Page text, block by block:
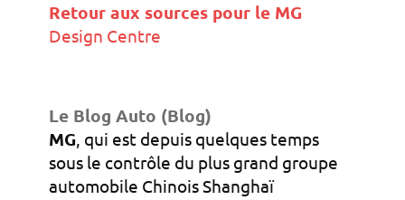
Retour aux sources pour le MG
Design Centre
Le Blog Auto (Blog)
MG, qui est depuis quelques temps
sous le contrôle du plus grand groupe
automobile Chinois Shanghaï